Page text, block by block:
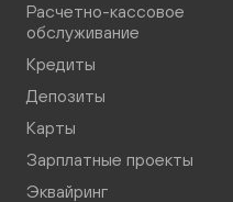
Расчетно-кассовое
обслуживание
Кредиты
Депозиты
Карты
Зарплатные проекты
Эквайринг